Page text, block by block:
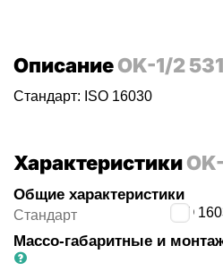
ОписаниеOK-1/2
Стандарт: ISO 16030
Характеристики
Общие характеристики
Стандарт ISO
Массо-габаритные и